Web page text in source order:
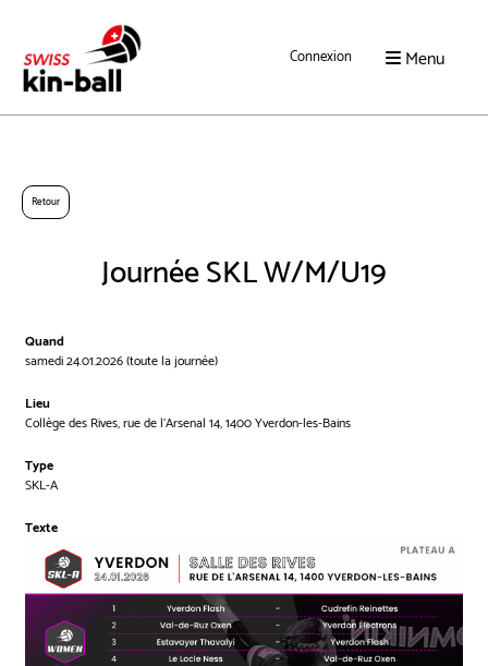
Connexion Menu
Retour
Journée SKL W/M/U19
Quand
samedi 24.01.2026 (toute la journée)
Lieu
Collège des Rives, rue de l'Arsenal 14, 1400 Yverdon-les-Bains
Type
SKL-A
Texte